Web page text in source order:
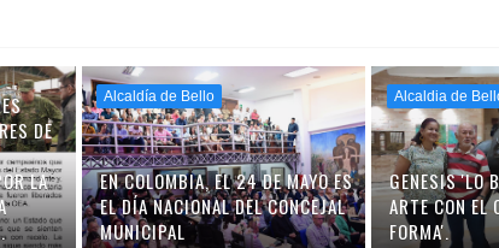
DE
LA
Alcaldía de Bello
EN COLOMBIA, EL 24 DE MAYO ES
EL DÍA NACIONAL DEL CONCEJAL
MUNICIPAL
Alcaldia de
GENESIS 'LO
ARTE CON EL
FORMA'.